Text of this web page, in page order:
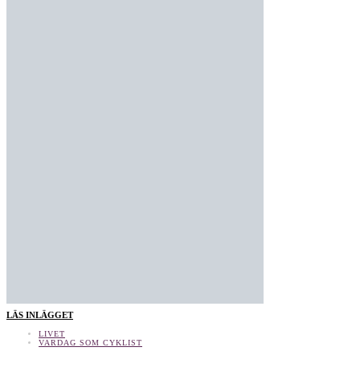
LÄS INLÄGGET
LIVET
VARDAG SOM CYKLIST